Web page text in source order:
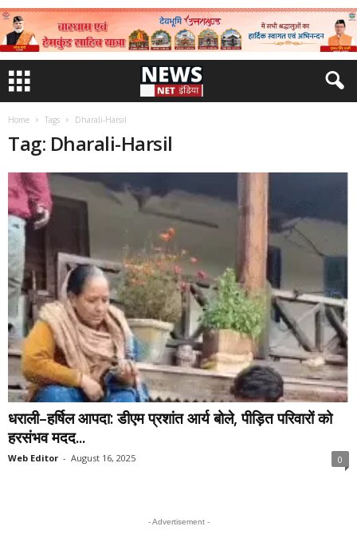
Home Tags Dharali-Harsil
Tag: Dharali-Harsil
धराली–हर्षिल आपदा: डीएम प्रशांत आर्य बोले, पीड़ित परिवारों को
हरसंभव मदद...
Web Editor - August 16, 2025 0
- Advertisement -